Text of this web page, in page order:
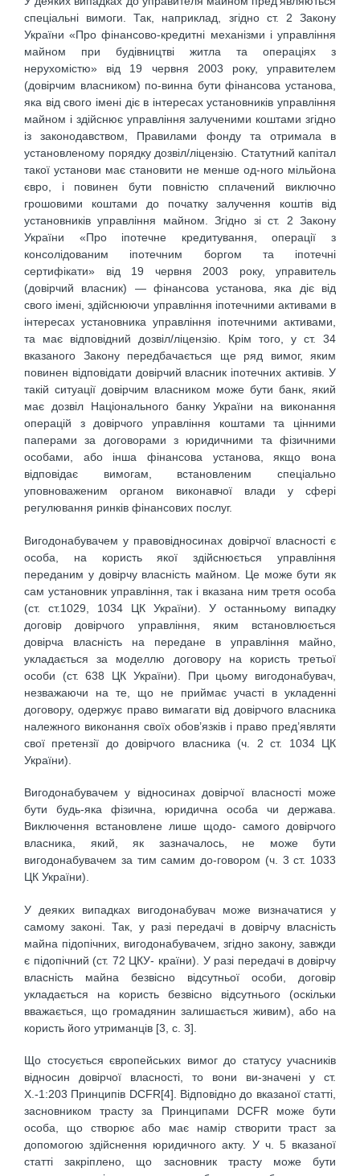
спеціальні вимоги. Так, наприклад, згідно ст. 2 Закону
України «Про фінансово-кредитні механізми і управління
майном при будівництві житла та операціях з
нерухомістю» від 19 червня 2003 року, управителем
(довірчим власником) по-винна бути фінансова установа,
яка від свого імені діє в інтересах установників управління
майном і здійснює управління залученими коштами згідно
із законодавством, Правилами фонду та отримала в
установленому порядку дозвіл/ліцензію. Статутний капітал
такої установи має становити не менше од-ного мільйона
євро, і повинен бути повністю сплачений виключно
грошовими коштами до початку залучення коштів від
установників управління майном. Згідно зі ст. 2 Закону
України «Про іпотечне кредитування, операції з
консолідованим іпотечним боргом та іпотечні
сертифікати» від 19 червня 2003 року, управитель
(довірчий власник) — фінансова установа, яка діє від
свого імені, здійснюючи управління іпотечними активами в
інтересах установника управління іпотечними активами,
та має відповідний дозвіл/ліцензію. Крім того, у ст. 34
вказаного Закону передбачається ще ряд вимог, яким
повинен відповідати довірчий власник іпотечних активів. У
такій ситуації довірчим власником може бути банк, який
має дозвіл Національного банку України на виконання
операцій з довірчого управління коштами та цінними
паперами за договорами з юридичними та фізичними
особами, або інша фінансова установа, якщо вона
відповідає вимогам, встановленим спеціально
уповноваженим органом виконавчої влади у сфері
регулювання ринків фінансових послуг.
Вигодонабувачем у правовідносинах довірчої власності є
особа, на користь якої здійснюється управління
переданим у довірчу власність майном. Це може бути як
сам установник управління, так і вказана ним третя особа
(ст. ст.1029, 1034 ЦК України). У останньому випадку
договір довірчого управління, яким встановлюється
довірча власність на передане в управління майно,
укладається за моделлю договору на користь третьої
особи (ст. 638 ЦК України). При цьому вигодонабувач,
незважаючи на те, що не приймає участі в укладенні
договору, одержує право вимагати від довірчого власника
належного виконання своїх обов’язків і право пред’являти
свої претензії до довірчого власника (ч. 2 ст. 1034 ЦК
України).
Вигодонабувачем у відносинах довірчої власності може
бути будь-яка фізична, юридична особа чи держава.
Виключення встановлене лише щодо- самого довірчого
власника, який, як зазначалось, не може бути
вигодонабувачем за тим самим до-говором (ч. 3 ст. 1033
ЦК України).
У деяких випадках вигодонабувач може визначатися у
самому законі. Так, у разі передачі в довірчу власність
майна підопічних, вигодонабувачем, згідно закону, завжди
є підопічний (ст. 72 ЦКУ- країни). У разі передачі в довірчу
власність майна безвісно відсутньої особи, договір
укладається на користь безвісно відсутнього (оскільки
вважається, що громадянин залишається живим), або на
користь його утриманців [3, с. 3].
Що стосується європейських вимог до статусу учасників
відносин довірчої власності, то вони ви-значені у ст.
Х.-1:203 Принципів DCFR[4]. Відповідно до вказаної статті,
засновником трасту за Принципами DCFR може бути
особа, що створює або має намір створити траст за
допомогою здійснення юридичного акту. У ч. 5 вказаної
статті закріплено, що засновник трасту може бути